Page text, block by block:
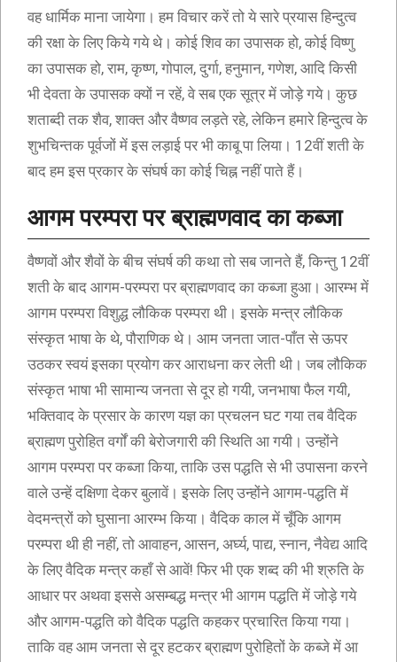
वह धार्मिक माना जायेगा। हम विचार करें तो ये सारे प्रयास हिन्दुत्व
की रक्षा के लिए किये गये थे। कोई शिव का उपासक हो, कोई विष्णु
का उपासक हो, राम, कृष्ण, गोपाल, दुर्गा, हनुमान, गणेश, आदि किसी
भी देवता के उपासक क्यों न रहें, वे सब एक सूत्र में जोड़े गये। कुछ
शताब्दी तक शैव, शाक्त और वैष्णव लड़ते रहे, लेकिन हमारे हिन्दुत्व के
शुभचिन्तक पूर्वजों में इस लड़ाई पर भी काबू पा लिया। 12वीं शती के
बाद हम इस प्रकार के संघर्ष का कोई चिह्न नहीं पाते हैं।
आगम परम्परा पर ब्राह्मणवाद का कब्जा
वैष्णवों और शैवों के बीच संघर्ष की कथा तो सब जानते हैं, किन्तु 12वीं
शती के बाद आगम-परम्परा पर ब्राह्मणवाद का कब्जा हुआ। आरम्भ में
आगम परम्परा विशुद्ध लौकिक परम्परा थी। इसके मन्त्र लौकिक
संस्कृत भाषा के थे, पौराणिक थे। आम जनता जात-पाँत से ऊपर
उठकर स्वयं इसका प्रयोग कर आराधना कर लेती थी। जब लौकिक
संस्कृत भाषा भी सामान्य जनता से दूर हो गयी, जनभाषा फैल गयी,
भक्तिवाद के प्रसार के कारण यज्ञ का प्रचलन घट गया तब वैदिक
ब्राह्मण पुरोहित वर्गों की बेरोजगारी की स्थिति आ गयी। उन्होंने
आगम परम्परा पर कब्जा किया, ताकि उस पद्धति से भी उपासना करने
वाले उन्हें दक्षिणा देकर बुलावें। इसके लिए उन्होंने आगम-पद्धति में
वेदमन्त्रों को घुसाना आरम्भ किया। वैदिक काल में चूँकि आगम
परम्परा थी ही नहीं, तो आवाहन, आसन, अर्घ्य, पाद्य, स्नान, नैवेद्य आदि
के लिए वैदिक मन्त्र कहाँ से आवें! फिर भी एक शब्द की भी श्रुति के
आधार पर अथवा इससे असम्बद्ध मन्त्र भी आगम पद्धति में जोड़े गये
और आगम-पद्धति को वैदिक पद्धति कहकर प्रचारित किया गया।
ताकि वह आम जनता से दूर हटकर ब्राह्मण पुरोहितों के कब्जे में आ